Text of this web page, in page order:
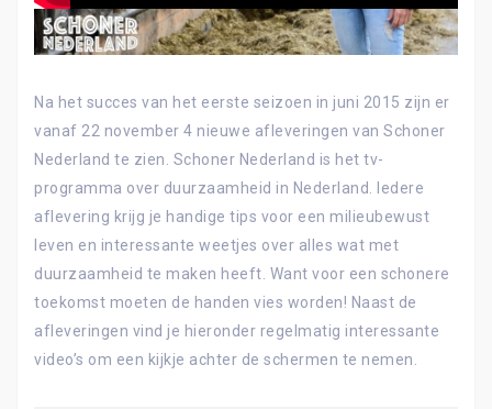
Na het succes van het eerste seizoen in juni 2015 zijn er
vanaf 22 november 4 nieuwe afleveringen van Schoner
Nederland te zien. Schoner Nederland is het tv-
programma over duurzaamheid in Nederland. Iedere
aflevering krijg je handige tips voor een milieubewust
leven en interessante weetjes over alles wat met
duurzaamheid te maken heeft. Want voor een schonere
toekomst moeten de handen vies worden! Naast de
afleveringen vind je hieronder regelmatig interessante
video’s om een kijkje achter de schermen te nemen.